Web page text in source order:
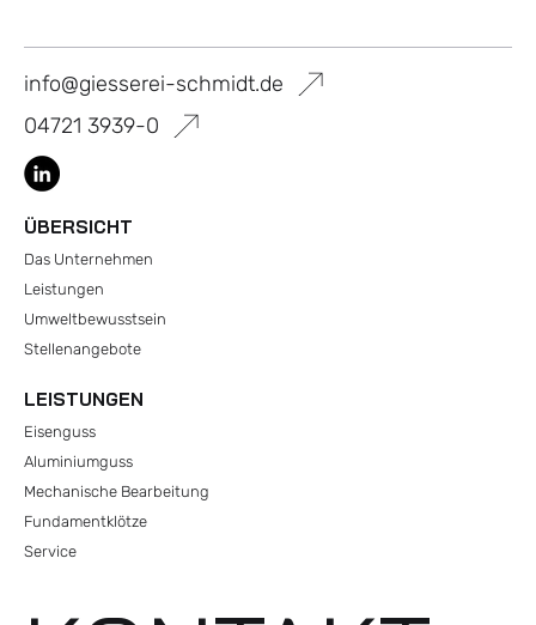
info@giesserei-schmidt.de
04721 3939-0
ÜBERSICHT
Das Unternehmen
Leistungen
Umweltbewusstsein
Stellenangebote
LEISTUNGEN
Eisenguss
Aluminiumguss
Mechanische Bearbeitung
Fundamentklötze
Service